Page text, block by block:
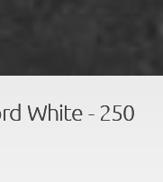
White - 250